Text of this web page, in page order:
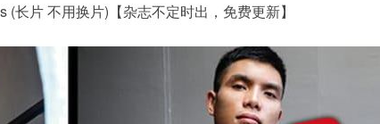
(长片 不用换片)【杂志不定时出，免费更新】